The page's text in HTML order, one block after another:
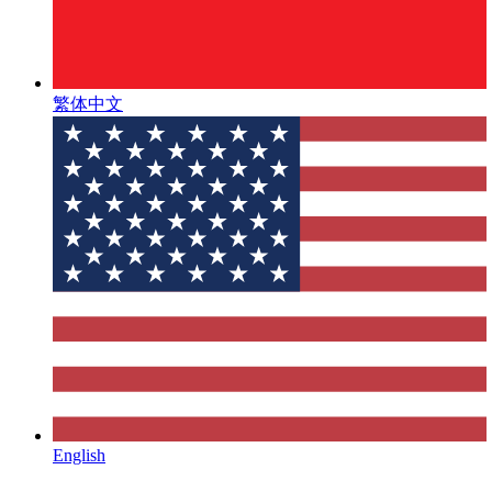
繁体中文
English